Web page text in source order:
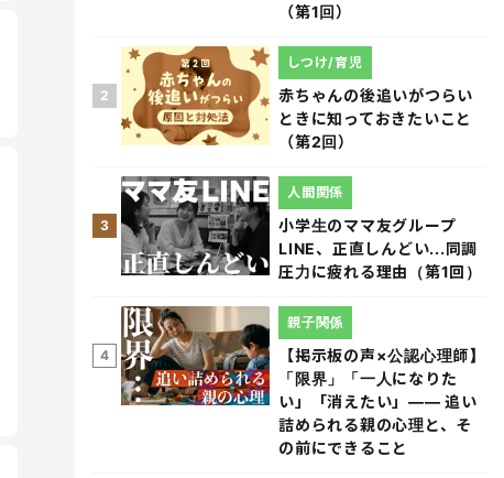
（第1回）
2
赤ちゃんの後追いがつらい
ときに知っておきたいこと
（第2回）
しつけ/育児
3
小学生のママ友グループ
LINE、正直しんどい...同調
圧力に疲れる理由（第1回）
人間関係
4
【掲示板の声×公認心理師】
「限界」「一人になりた
い」「消えたい」―― 追い
詰められる親の心理と、そ
の前にできること
親子関係